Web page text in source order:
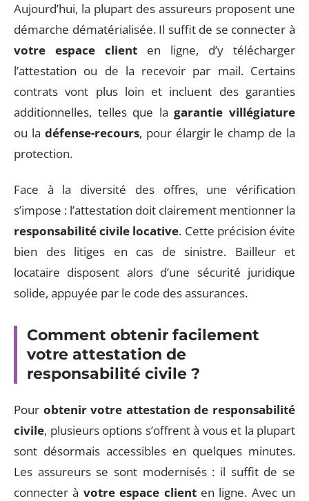
Aujourd’hui, la plupart des assureurs proposent une
démarche dématérialisée. Il suffit de se connecter à
votre espace client en ligne, d’y télécharger
l’attestation ou de la recevoir par mail. Certains
contrats vont plus loin et incluent des garanties
additionnelles, telles que lagarantie villégiature
ou la défense-recours, pour élargir le champ de la
protection.
Face à la diversité des offres, une vérification
s’impose : l’attestation doit clairement mentionner la
responsabilité civile locative. Cette précision évite
bien des litiges en cas de sinistre. Bailleur et
locataire disposent alors d’une sécurité juridique
solide, appuyée par le code des assurances.
Comment obtenir facilement
votre attestation de
responsabilité civile ?
Pour obtenir votre attestation de responsabilité
civile, plusieurs options s’offrent à vous et la plupart
sont désormais accessibles en quelques minutes.
Les assureurs se sont modernisés : il suffit de se
connecter à votre espace clienten ligne. Avec un